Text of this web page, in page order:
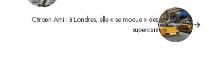
Citroën Ami : à Londres, elle « se moque » des
supercars